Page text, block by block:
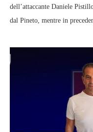
dell’attaccante Daniele
dal Pineto, mentre in